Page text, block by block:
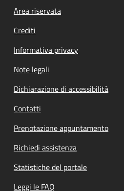
Footer menu
Area riservata
Crediti
Informativa privacy
Note legali
Dichiarazione di accessibilità
Contatti
Prenotazione appuntamento
Richiedi assistenza
Statistiche del portale
Leggi le FAQ